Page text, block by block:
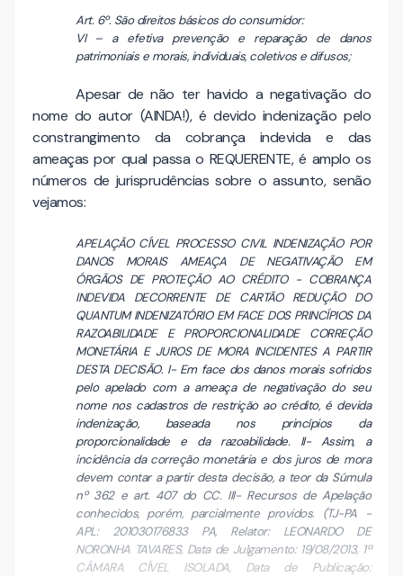
Art. 6º. São direitos básicos do consumidor:
VI – a efetiva prevenção e reparação de danos
patrimoniais e morais, individuais, coletivos e difusos;
Apesar de não ter havido a negativação do
nome do autor (AINDA!), é devido indenização pelo
constrangimento da cobrança indevida e das
ameaças por qual passa o REQUERENTE, é amplo os
números de jurisprudências sobre o assunto, senão
vejamos:
APELAÇÃO CÍVEL PROCESSO CIVIL INDENIZAÇÃO POR
DANOS MORAIS AMEAÇA DE NEGATIVAÇÃO EM
ÓRGÃOS DE PROTEÇÃO AO CRÉDITO - COBRANÇA
INDEVIDA DECORRENTE DE CARTÃO REDUÇÃO DO
QUANTUM INDENIZATÓRIO EM FACE DOS PRINCÍPIOS DA
RAZOABILIDADE E PROPORCIONALIDADE CORREÇÃO
MONETÁRIA E JUROS DE MORA INCIDENTES A PARTIR
DESTA DECISÃO. I- Em face dos danos morais sofridos
pelo apelado com a ameaça de negativação do seu
nome nos cadastros de restrição ao crédito, é devida
indenização, baseada nos princípios da
proporcionalidade e da razoabilidade. II- Assim, a
incidência da correção monetária e dos juros de mora
devem contar a partir desta decisão, a teor da Súmula
nº 362 e art. 407 do CC. III- Recursos de Apelação
conhecidos, porém, parcialmente providos. (TJ-PA -
APL: 201030176833 PA, Relator: LEONARDO DE
NORONHA TAVARES, Data de Julgamento: 19/08/2013, 1ª
CÂMARA CÍVEL ISOLADA, Data de Publicação: